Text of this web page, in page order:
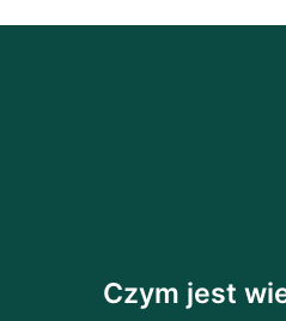
Czym jest